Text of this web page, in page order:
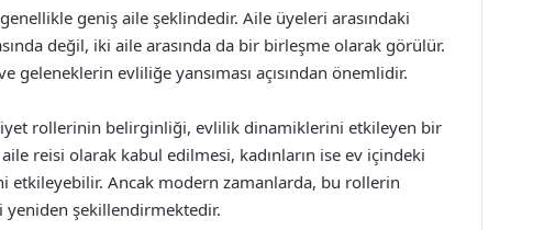
geniş aile şeklindedir. Aile üyeleri arasındaki
değil, iki aile arasında da bir birleşme olarak görülür.
evliliğe yansıması açısından önemlidir.
rollerinin belirginliği, evlilik dinamiklerini etkileyen bir
reisi olarak kabul edilmesi, kadınların ise ev içindeki
etkileyebilir. Ancak modern zamanlarda, bu rollerin
yeniden şekillendirmektedir.